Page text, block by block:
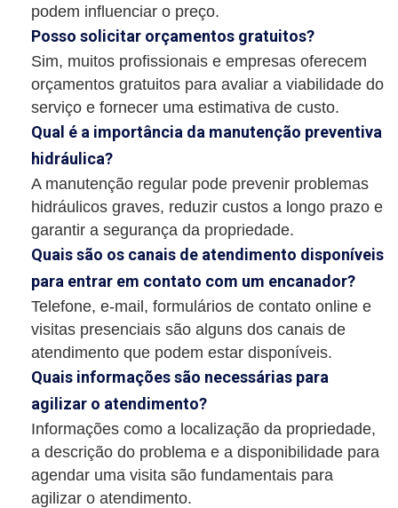
podem influenciar o preço.
Posso solicitar orçamentos gratuitos?
Sim, muitos profissionais e empresas oferecem
orçamentos gratuitos para avaliar a viabilidade do
serviço e fornecer uma estimativa de custo.
Qual é a importância da manutenção preventiva
hidráulica?
A manutenção regular pode prevenir problemas
hidráulicos graves, reduzir custos a longo prazo e
garantir a segurança da propriedade.
Quais são os canais de atendimento disponíveis
para entrar em contato com um encanador?
Telefone, e-mail, formulários de contato online e
visitas presenciais são alguns dos canais de
atendimento que podem estar disponíveis.
Quais informações são necessárias para
agilizar o atendimento?
Informações como a localização da propriedade,
a descrição do problema e a disponibilidade para
agendar uma visita são fundamentais para
agilizar o atendimento.